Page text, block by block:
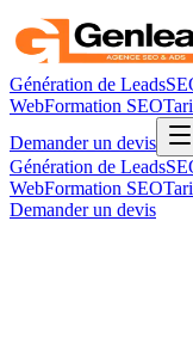
Génération de Leads
WebFormation SEO
Demander un devis
Génération de Leads
WebFormation SEO
Demander un devis